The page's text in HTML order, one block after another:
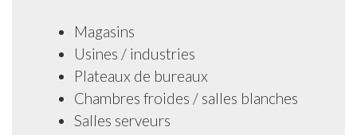
Magasins
Usines / industries
Plateaux de bureaux
Chambres froides / salles blanches
Salles serveurs